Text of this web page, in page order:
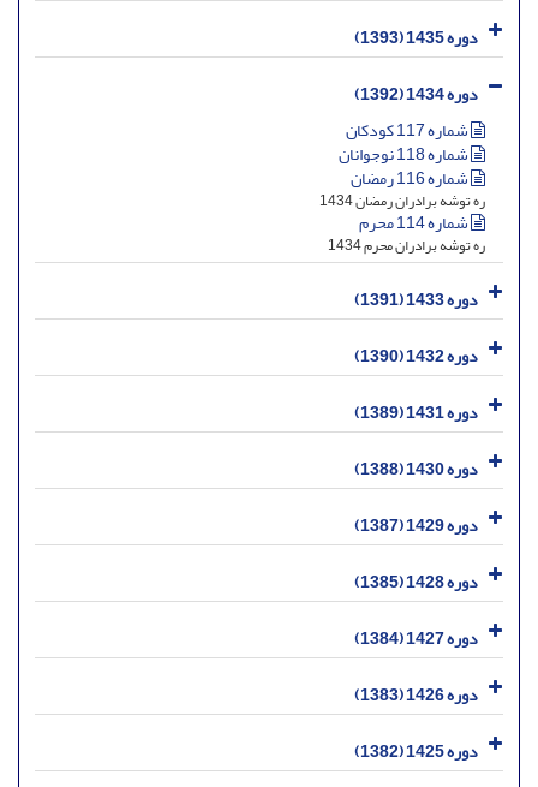
دوره 1435 (1393)
دوره 1434 (1392)
شماره 117 کودکان
شماره 118 نوجوانان
شماره 116 رمضان
ره توشه برادران رمضان 1434
شماره 114 محرم
ره توشه برادران محرم 1434
دوره 1433 (1391)
دوره 1432 (1390)
دوره 1431 (1389)
دوره 1430 (1388)
دوره 1429 (1387)
دوره 1428 (1385)
دوره 1427 (1384)
دوره 1426 (1383)
دوره 1425 (1382)